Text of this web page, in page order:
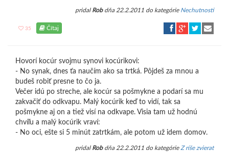
pridal Robdňa 22.2.2011 do kategórie Nechutnosti
35 Čítaj
Hovorí kocúr svojmu synovi kocúrikovi:
- No synak, dnes ťa naučím ako sa trtká. Pôjdeš za mnou a
budeš robiť presne to čo ja.
Večer idú po streche, ale kocúr sa pošmykne a podarí sa mu
zakvačiť do odkvapu. Malý kocúrik keď to vidí, tak sa
pošmykne aj on a tiež visí na odkvape. Visia tam už hodnú
chvíľu a malý kocúrik vraví:
- No oci, ešte si 5 minút zatrtkám, ale potom už idem domov.
pridal Robdňa 22.2.2011 do kategórie Z ríše zvierat